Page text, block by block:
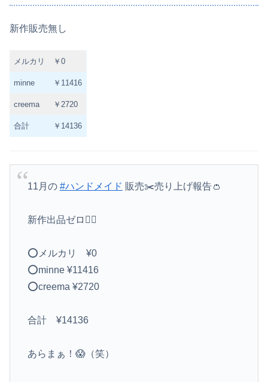
新作販売無し
メルカリ ￥0
minne ￥11416
creema ￥2720
合計 ￥14136
11月の #ハンドメイド 販売✂️売り上げ報告👛
新作出品ゼロ🙆‍♀️
⭕️メルカリ ¥0
⭕️minne ¥11416
⭕️creema ¥2720
合計 ¥14136
あらまぁ！😱（笑）